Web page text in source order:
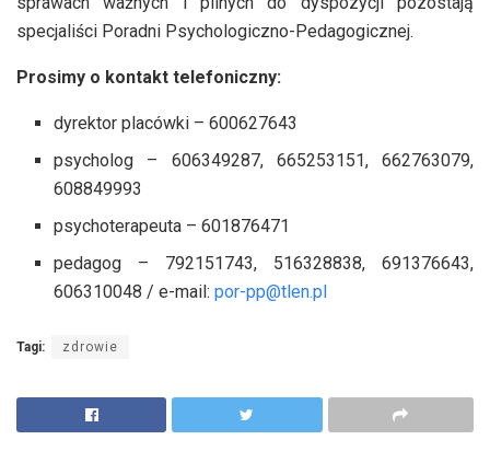
specjaliści Poradni Psychologiczno-Pedagogicznej.
Prosimy o kontakt telefoniczny:
dyrektor placówki – 600627643
psycholog – 606349287, 665253151, 662763079,
608849993
psychoterapeuta – 601876471
pedagog – 792151743, 516328838, 691376643,
606310048 / e-mail:por-pp@tlen.pl
Tagi: zdrowie